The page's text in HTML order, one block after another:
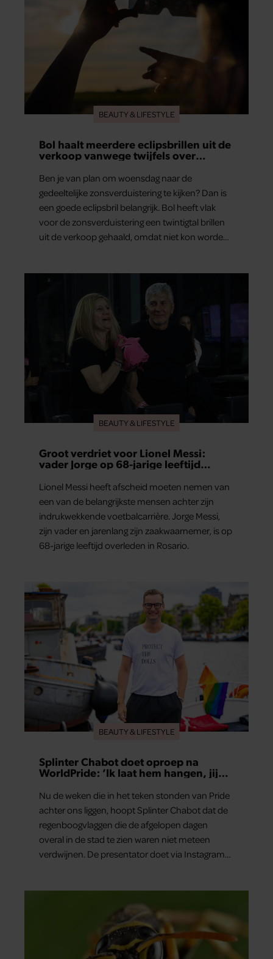
BEAUTY & LIFESTYLE
Bol haalt meerdere eclipsbrillen uit de
verkoop vanwege twijfels over
Ben je van plan om woensdag naar de
gedeeltelijke zonsverduistering te kijken? Dan is
een goede eclipsbril belangrijk. Bol heeft vlak
voor de zonsverduistering een twintigtal brillen
uit de verkoop gehaald, omdat niet kon worden
BEAUTY & LIFESTYLE
Groot verdriet voor Lionel Messi:
vader Jorge op 68-jarige leeftijd
Lionel Messi heeft afscheid moeten nemen van
een van de belangrijkste mensen achter zijn
indrukwekkende voetbalcarrière. Jorge Messi,
zijn vader en jarenlang zijn zaakwaarnemer, is op
68-jarige leeftijd overleden in Rosario.
BEAUTY & LIFESTYLE
Splinter Chabot doet oproep na
WorldPride: ‘Ik laat hem hangen, jij
Nu de weken die in het teken stonden van Pride
achter ons liggen, hoopt Splinter Chabot dat de
regenboogvlaggen die de afgelopen dagen
overal in de stad te zien waren niet meteen
verdwijnen. De presentator doet via Instagram